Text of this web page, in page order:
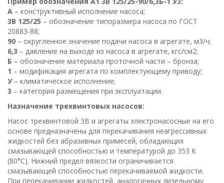
А – конструктивный исполнение насоса;
3В 125/25 – обозначение типоразмера насоса по ГОСТ
20883-88;
90 – округленное значение подачи насоса в агрегате, м3/ч;
6,3 – давление на выходе из насоса в агрегате, кгс/см2;
Б – обозначение материала проточной части – бронза;
1 – модификация агрегата по комплектующему приводу;
У – климатическое исполнение;
3 – категория размещения при эксплуатации.
Назначение трехвинтовых насосов:
Насос трехвинтовой 3В и агрегаты электронасосные на его
основе предназначены для перекачивания неагрессивных
жидкостей без абразивных примесей, обладающих
смазывающей способностью и температурой до 353 К
(80°С). Нижний предел вязкости ограничивается
смазывающей способностью перекачиваемой жидкости.
При перекачивании жидкостей, аналогичных дизельному